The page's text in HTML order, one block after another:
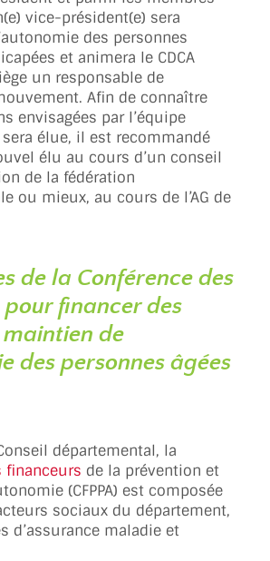
vice-président(e) sera
des personnes
et animera le CDCA
un responsable de
Afin de connaître
envisagées par l’équipe
élue, il est recommandé
élu au cours d’un conseil
de la fédération
ou mieux, au cours de l’AG de
de la Conférence des
financer des
de
des personnes âgées
départemental, la
financeurs de la prévention et
(CFPPA) est composée
sociaux du département,
d’assurance maladie et